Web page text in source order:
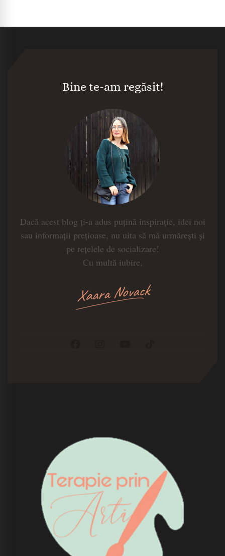
Bine te-am regăsit!
Dacă acest blog ți-a adus puțină inspirație, idei noi
sau informații prețioase, nu uita să mă urmărești și
pe rețelele de socializare!
Cu multă iubire,
Xaara Novack